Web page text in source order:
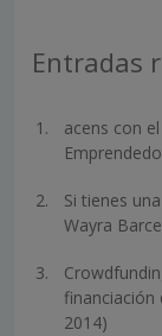
Entradas
acens con
Si tienes
Wayra
financiación
2014)